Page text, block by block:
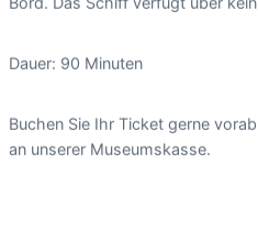
Dauer: 90 Minuten
Buchen Sie Ihr Ticket gerne
an unserer Museumskasse.